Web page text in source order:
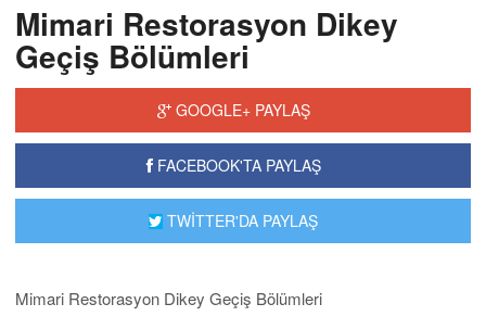
Mimari Restorasyon Dikey
Geçiş Bölümleri
GOOGLE+ PAYLAŞ
FACEBOOK'TA PAYLAŞ
TWİTTER'DA PAYLAŞ
Mimari Restorasyon Dikey Geçiş Bölümleri